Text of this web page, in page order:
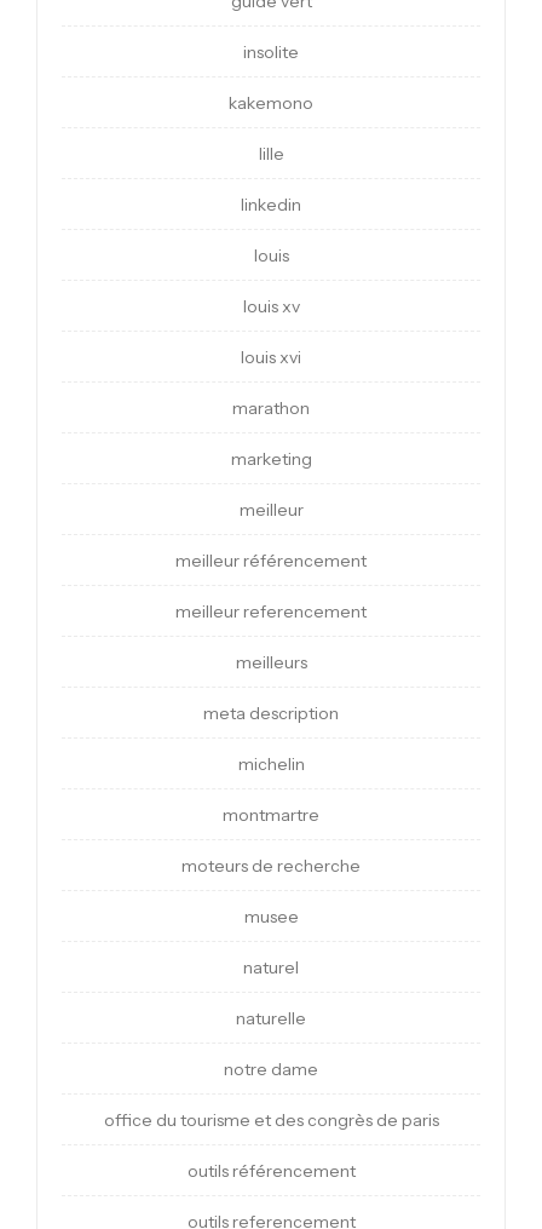
insolite
kakemono
lille
linkedin
louis
louis xv
louis xvi
marathon
marketing
meilleur
meilleur référencement
meilleur referencement
meilleurs
meta description
michelin
montmartre
moteurs de recherche
musee
naturel
naturelle
notre dame
office du tourisme et des congrès de paris
outils référencement
outils referencement